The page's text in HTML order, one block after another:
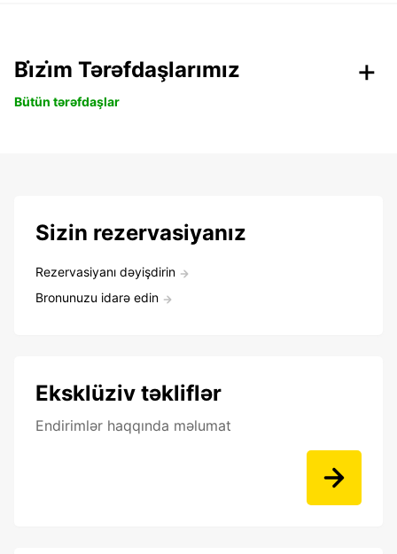
Bi̇zi̇m Tərəfdaşlarımız
Bütün tərəfdaşlar
Sizin rezervasiyanız
Rezervasiyanı dəyişdirin
Bronunuzu idarə edin
Eksklüziv təkliflər
Endirimlər haqqında məlumat